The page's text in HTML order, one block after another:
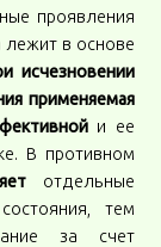
проявления
лежит в основе
исчезновении
применяемая
и ее
В противном
отдельные
тем
за счет